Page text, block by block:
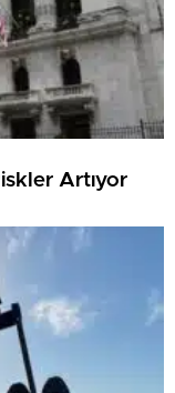
Artıyor